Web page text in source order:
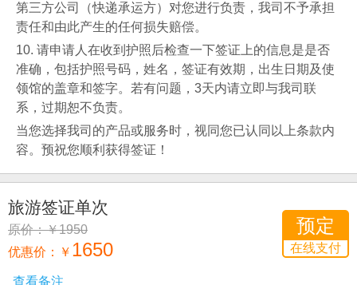
第三方公司（快递承运方）对您进行负责，我司不予承担
责任和由此产生的任何损失赔偿。
10. 请申请人在收到护照后检查一下签证上的信息是是否
准确，包括护照号码，姓名，签证有效期，出生日期及使
领馆的盖章和签字。若有问题， 3天内请立即与我司联
系，过期恕不负责。
当您选择我司的产品或服务时，视同您已认同以上条款内
容。预祝您顺利获得签证！
旅游签证单次
原价：￥1950
优惠价：
￥ 1650
预定
在线支付